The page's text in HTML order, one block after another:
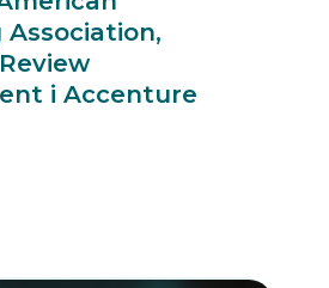
i Accenture